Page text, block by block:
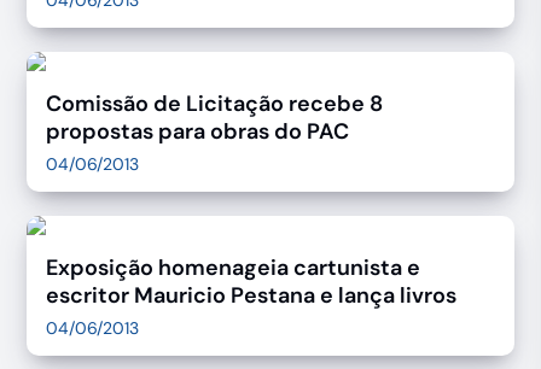
Comissão de Licitação recebe 8
propostas para obras do PAC
04/06/2013
Exposição homenageia cartunista e
escritor Mauricio Pestana e lança livros
04/06/2013